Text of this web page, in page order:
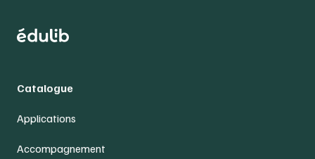
Catalogue
Applications
Accompagnement